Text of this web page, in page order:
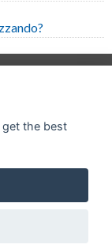
get the best